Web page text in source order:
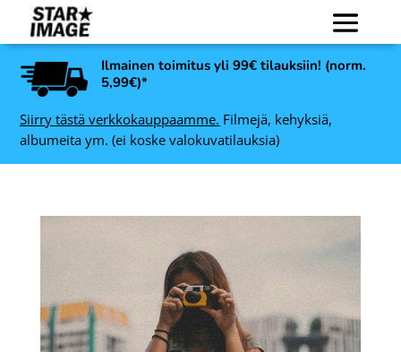
Ilmainen toimitus yli 99€ tilauksiin! (norm.
5,99€)*
Siirry tästä verkkokauppaamme. Filmejä, kehyksiä,
albumeita ym. (ei koske valokuvatilauksia)